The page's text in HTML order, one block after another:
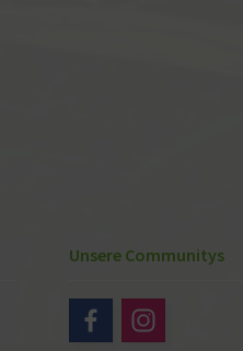
Unsere Communitys